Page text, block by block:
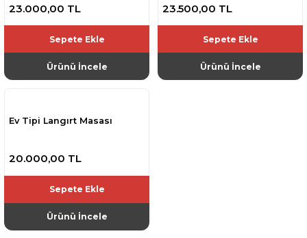
23.000,00 TL
Sepete Ekle
Ürünü İncele
23.500,00 TL
Sepete Ekle
Ürünü İncele
Ev Tipi Langırt Masası
20.000,00 TL
Sepete Ekle
Ürünü İncele